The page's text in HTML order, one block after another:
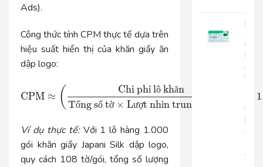
Ads).
Công thức tính CPM thực tế dựa trên
hiệu suất hiển thị của khăn giấy ăn
dập logo:
CPM ≈ ( Chi phílôkhăn
Tổng số tờ × Lượt nhìn trung b
1
Ví dụ thực tế:Với 1 lô hàng 1.000
gói khăn giấy Japani Silk dập logo,
quy cách 108 tờ/gói, tổng số lượng
Khăn
Giấy
Đa
An
20-
2
Lớp
|
2